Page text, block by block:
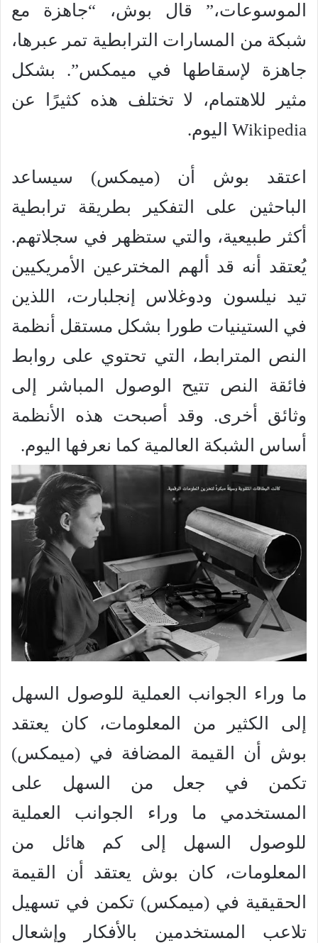
الموسوعات،” قال بوش، “جاهزة مع
شبكة من المسارات الترابطية تمر عبرها،
جاهزة لإسقاطها في ميمكس”. بشكل
مثير للاهتمام، لا تختلف هذه كثيرًا عن
Wikipedia اليوم.
اعتقد بوش أن (ميمكس) سيساعد
الباحثين على التفكير بطريقة ترابطية
أكثر طبيعية، والتي ستظهر في سجلاتهم.
يُعتقد أنه قد ألهم المخترعين الأمريكيين
تيد نيلسون ودوغلاس إنجلبارت، اللذين
في الستينيات طورا بشكل مستقل أنظمة
النص المترابط، التي تحتوي على روابط
فائقة النص تتيح الوصول المباشر إلى
وثائق أخرى. وقد أصبحت هذه الأنظمة
أساس الشبكة العالمية كما نعرفها اليوم.
ما وراء الجوانب العملية للوصول السهل
إلى الكثير من المعلومات، كان يعتقد
بوش أن القيمة المضافة في (ميمكس)
تكمن في جعل من السهل على
المستخدمي ما وراء الجوانب العملية
للوصول السهل إلى كم هائل من
المعلومات، كان بوش يعتقد أن القيمة
الحقيقية في (ميمكس) تكمن في تسهيل
تلاعب المستخدمين بالأفكار وإشعال